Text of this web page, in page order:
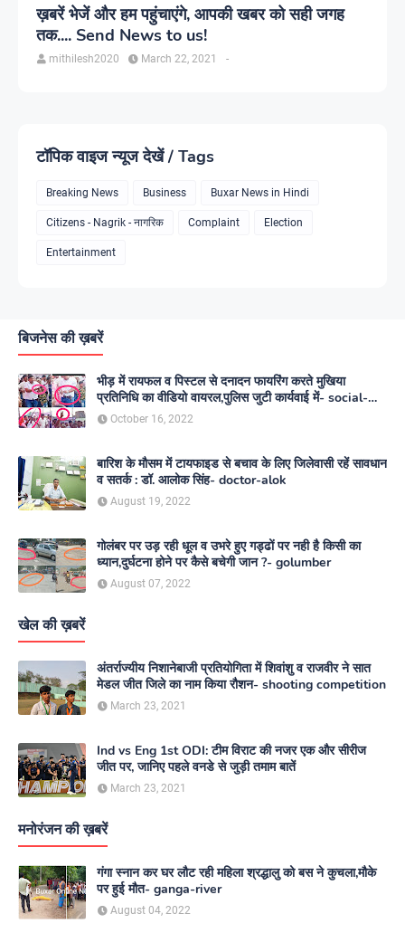
ख़बरें भेजें और हम पहुंचाएंगे, आपकी खबर को सही जगह
तक.... Send News to us!
mithilesh2020 -
March 22, 2021
टॉपिक वाइज न्यूज देखें / Tags
Breaking News Business Buxar News in Hindi
Citizens - Nagrik - नागरिक Complaint Election
Entertainment
बिजनेस की ख़बरें
भीड़ में रायफल व पिस्टल से दनादन फायरिंग करते मुखिया
प्रतिनिधि का वीडियो वायरल,पुलिस जुटी कार्यवाई में- social-
media
October 16, 2022
बारिश के मौसम में टायफाइड से बचाव के लिए जिलेवासी रहें सावधान
व सतर्क : डॉ. आलोक सिंह- doctor-alok
August 19, 2022
गोलंबर पर उड़ रही धूल व उभरे हुए गड्ढों पर नही है किसी का
ध्यान,दुर्घटना होने पर कैसे बचेगी जान ?- golumber
August 07, 2022
खेल की ख़बरें
अंतर्राज्यीय निशानेबाजी प्रतियोगिता में शिवांशु व राजवीर ने सात
मेडल जीत जिले का नाम किया रौशन- shooting competition
March 23, 2021
Ind vs Eng 1st ODI: टीम विराट की नजर एक और सीरीज
जीत पर, जानिए पहले वनडे से जुड़ी तमाम बातें
March 23, 2021
मनोरंजन की ख़बरें
गंगा स्नान कर घर लौट रही महिला श्रद्धालु को बस ने कुचला,मौके
पर हुई मौत- ganga-river
August 04, 2022